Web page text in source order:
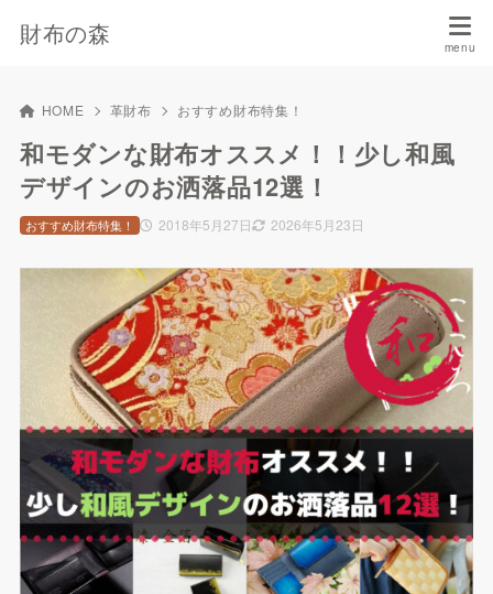
財布の森
HOME 革財布 おすすめ財布特集！
和モダンな財布オススメ！！少し和風
デザインのお洒落品12選！
2018年5月27日 2026年5月23日
おすすめ財布特集！